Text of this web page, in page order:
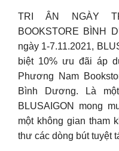
TRI ÂN NGÀY
BOOKSTORE BÌNH
ngày 1-7.11.2021,
biệt 10% ưu đãi áp
Phương Nam
Bình Dương. Là
BLUSAIGON mong
một không gian tham
thư các dòng bút tuyệt